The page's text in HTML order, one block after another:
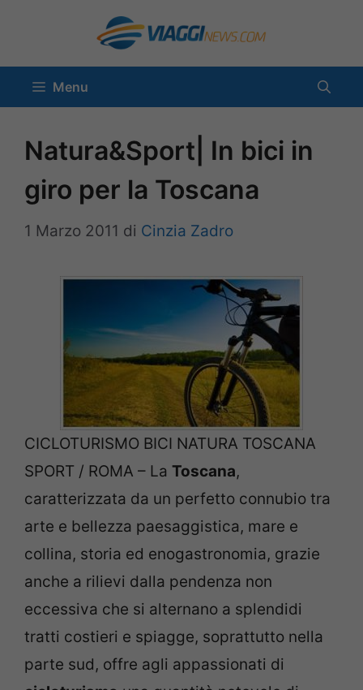
contenuto
Menu
Natura&Sport| In bici in
giro per la Toscana
1 Marzo 2011 di Cinzia Zadro
CICLOTURISMO BICI NATURA TOSCANA
SPORT / ROMA – La Toscana,
caratterizzata da un perfetto connubio tra
arte e bellezza paesaggistica, mare e
collina, storia ed enogastronomia, grazie
anche a rilievi dalla pendenza non
eccessiva che si alternano a splendidi
tratti costieri e spiagge, soprattutto nella
parte sud, offre agli appassionati di